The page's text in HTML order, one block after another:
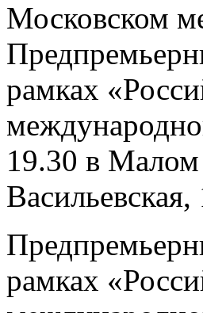
Московском
рамках
19.30 в Малом
рамках